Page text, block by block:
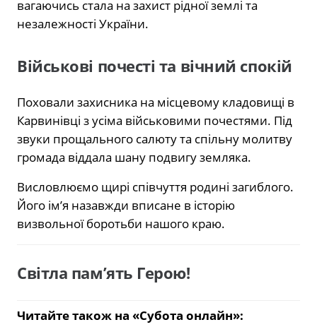
вагаючись стала на захист рідної землі та
незалежності України.
Військові почесті та вічний спокій
Поховали захисника на місцевому кладовищі в
Карвинівці з усіма військовими почестями. Під
звуки прощального салюту та спільну молитву
громада віддала шану подвигу земляка.
Висловлюємо щирі співчуття родині загиблого.
Його ім’я назавжди вписане в історію
визвольної боротьби нашого краю.
Світла пам’ять Герою!
Читайте також на «Субота онлайн»: